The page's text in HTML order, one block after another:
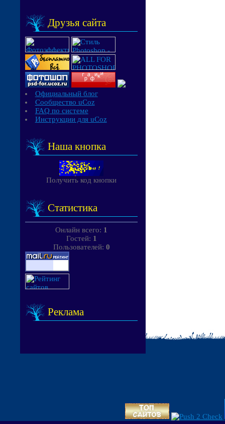
Друзья сайта
Официальный блог
Сообщество uCoz
FAQ по системе
Инструкции для uCoz
Наша кнопка
Получить код кнопки
Статистика
Онлайн всего: 1
Гостей: 1
Пользователей: 0
Реклама